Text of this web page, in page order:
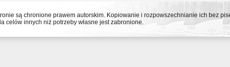
są chronione prawem autorskim. Kopiowanie i rozpowszechnianie ich bez
celów innych niż potrzeby własne jest zabronione.